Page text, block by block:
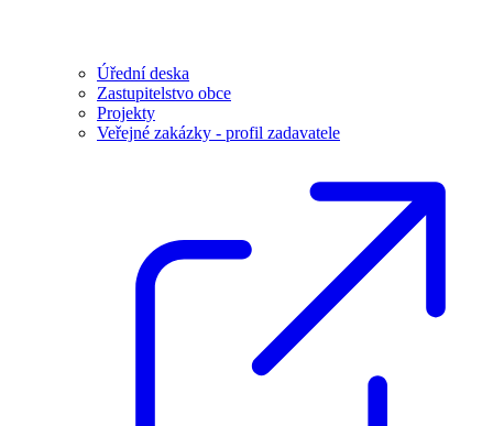
Úřední deska
Zastupitelstvo obce
Projekty
Veřejné zakázky - profil zadavatele